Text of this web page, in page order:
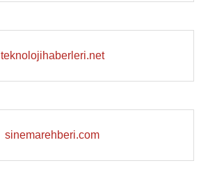
teknolojihaberleri.net
sinemarehberi.com